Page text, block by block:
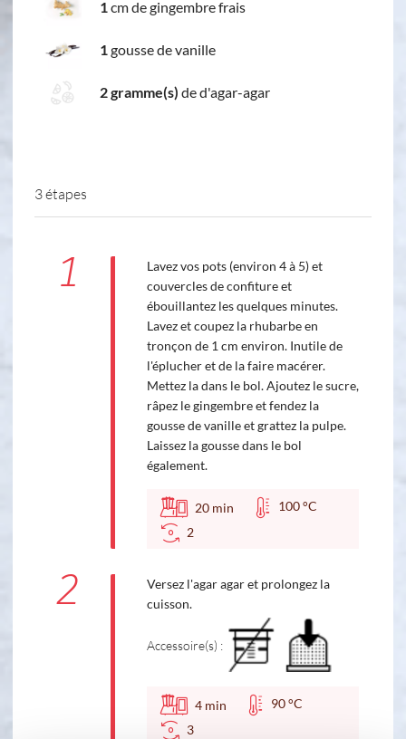
1cm de gingembre frais
1gousse de vanille
2 gramme(s) de d'agar-agar
3 étapes
1
Lavez vos pots (environ 4 à 5) et
couvercles de confiture et
ébouillantez les quelques minutes.
Lavez et coupez la rhubarbe en
tronçon de 1 cm environ. Inutile de
l'éplucher et de la faire macérer.
Mettez la dans le bol. Ajoutez le sucre,
râpez le gingembre et fendez la
gousse de vanille et grattez la pulpe.
Laissez la gousse dans le bol
également.
20 min
100 °C
2
2
Versez l'agar agar et prolongez la
cuisson.
Accessoire(s) :
4 min
90 °C
3